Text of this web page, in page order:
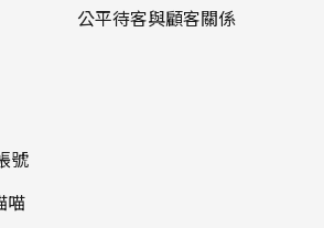
公平待客與顧客關係
號
喵